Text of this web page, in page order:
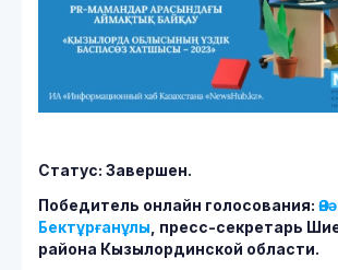
Статус: Завершен.
Победитель онлайн голосования:
Бектұрғанұлы , пресс-секретарь
района Кызылординской области.